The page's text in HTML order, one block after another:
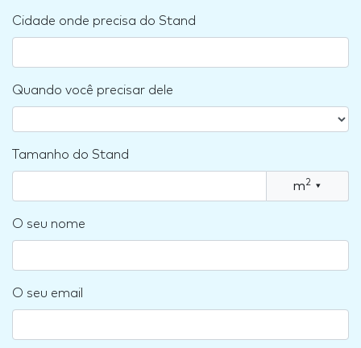
Cidade onde precisa do Stand
Quando você precisar dele
Tamanho do Stand
m2 ▾
O seu nome
O seu email